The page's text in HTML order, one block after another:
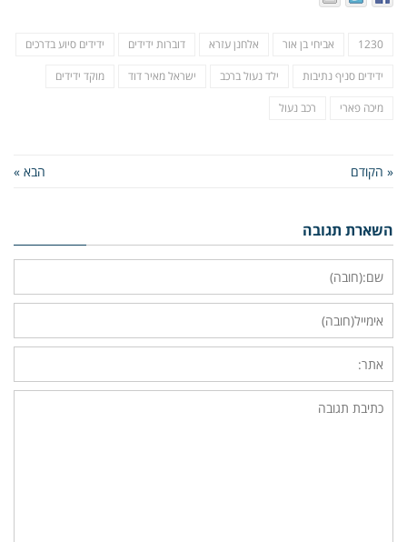
1230 אביחי בן אור אלחנן עזרא דוברות ידידים ידידים סיוע בדרכים
ידידים סניף נתיבות ילד נעול ברכב ישראל מאיר דוד מוקד ידידים
מיכה פארי רכב נעול
« הקודם הבא »
השארת תגובה